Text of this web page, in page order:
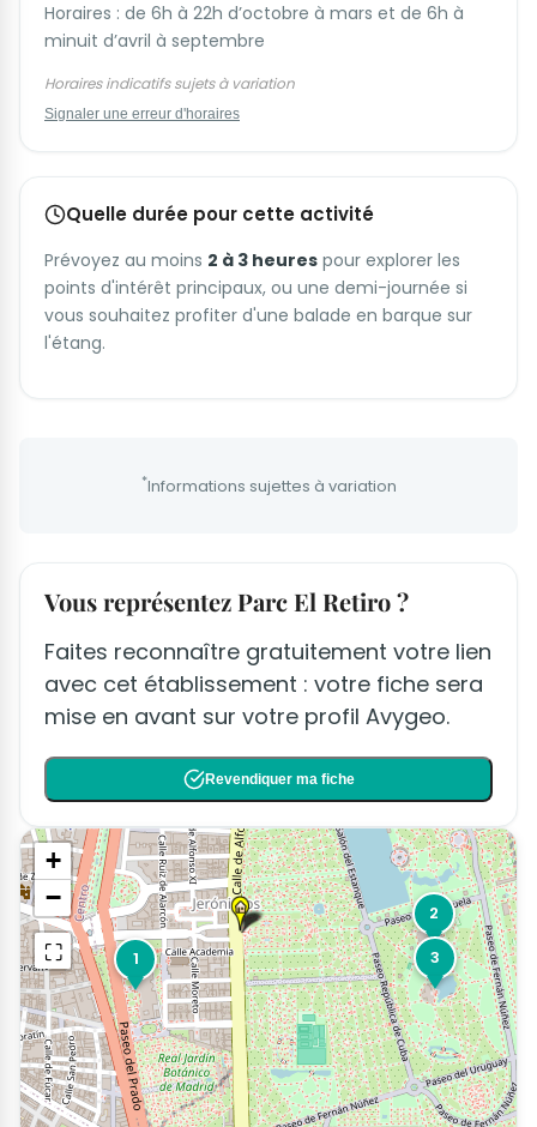
Horaires : de 6h à 22h d’octobre à mars et de 6h à
minuit d’avril à septembre
Horaires indicatifs sujets à variation
Signaler une erreur d'horaires
Quelle durée pour cette activité
Prévoyez au moins 2 à 3 heures pour explorer les
points d'intérêt principaux, ou une demi-journée si
vous souhaitez profiter d'une balade en barque sur
l'étang.
*Informations sujettes à variation
Vous représentez Parc El Retiro ?
Faites reconnaître gratuitement votre lien
avec cet établissement : votre fiche sera
mise en avant sur votre profil Avygeo.
Revendiquer ma fiche
1
2
3
+
−
⛶